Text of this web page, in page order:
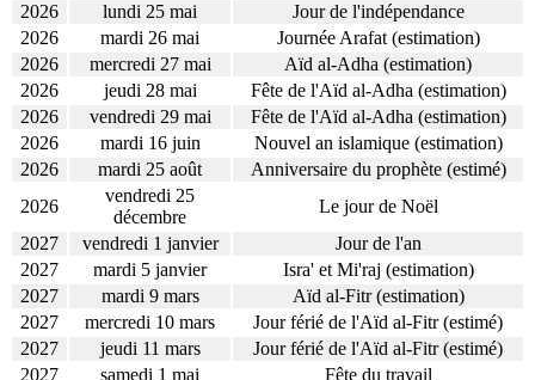
2026
lundi 25 mai
Jour de l'indépendance
2026
mardi 26 mai
Journée Arafat (estimation)
2026
mercredi 27 mai
Aïd al-Adha (estimation)
2026
jeudi 28 mai
Fête de l'Aïd al-Adha (estimation)
2026
vendredi 29 mai
Fête de l'Aïd al-Adha (estimation)
2026
mardi 16 juin
Nouvel an islamique (estimation)
2026
mardi 25 août
Anniversaire du prophète (estimé)
2026
vendredi 25
décembre
Le jour de Noël
2027
vendredi 1 janvier
Jour de l'an
2027
mardi 5 janvier
Isra' et Mi'raj (estimation)
2027
mardi 9 mars
Aïd al-Fitr (estimation)
2027
mercredi 10 mars
Jour férié de l'Aïd al-Fitr (estimé)
2027
jeudi 11 mars
Jour férié de l'Aïd al-Fitr (estimé)
2027
samedi 1 mai
Fête du travail